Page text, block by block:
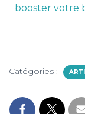
booster votre
Catégories :